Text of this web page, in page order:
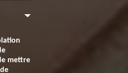
mettre